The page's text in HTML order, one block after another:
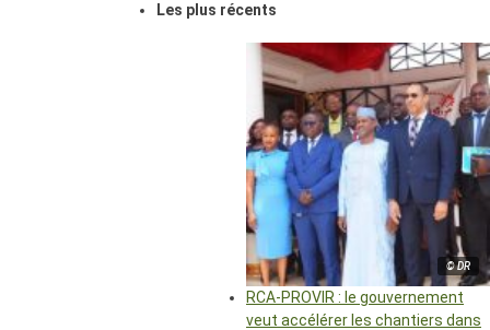
Les plus récents
© DR
RCA-PROVIR : le gouvernement
veut accélérer les chantiers dans